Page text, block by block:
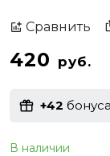
Сравнить
420 руб.
+42 бонуса
В наличии